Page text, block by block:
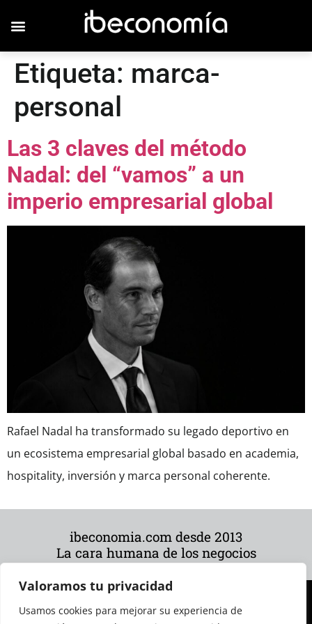
Valoramos tu privacidad
Usamos cookies para mejorar su experiencia de
Etiqueta: marca-
personal
Las 3 claves del método
Nadal: del “vamos” a un
imperio empresarial global
Rafael Nadal ha transformado su legado deportivo en
un ecosistema empresarial global basado en academia,
hospitality, inversión y marca personal coherente.
ibeconomia.com desde 2013
La cara humana de los negocios